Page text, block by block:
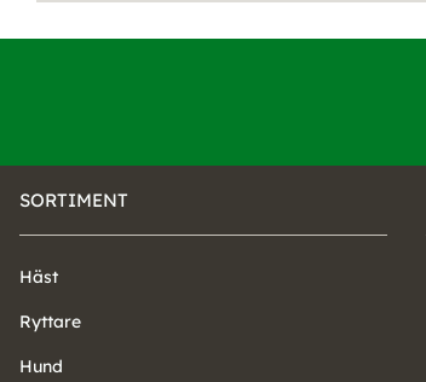
SORTIMENT
Häst
Ryttare
Hund